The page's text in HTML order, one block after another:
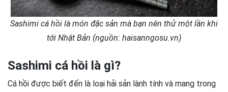
Sashimi cá hồi là món đặc sản mà bạn nên thử một lần khi
tới Nhật Bản (nguồn: haisanngosu.vn)
Sashimi cá hồi là gì?
Cá hồi được biết đến là loại hải sản lành tính và mang trong